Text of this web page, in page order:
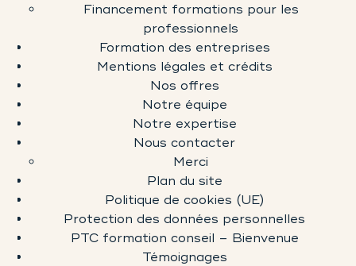
Financement formations pour les
professionnels
Formation des entreprises
Mentions légales et crédits
Nos offres
Notre équipe
Notre expertise
Nous contacter
Merci
Plan du site
Politique de cookies (UE)
Protection des données personnelles
PTC formation conseil – Bienvenue
Témoignages